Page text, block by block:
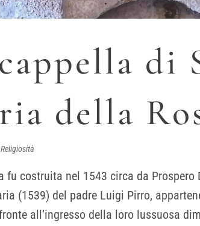
di
della
fu costruita nel 1543 circa da Prospero
(1539) del padre Luigi Pirro,
all’ingresso della loro lussuosa